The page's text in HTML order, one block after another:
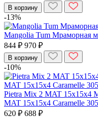
В корзину
-13%
Mangolia Tum Мраморная
844 ₽ 970 ₽
В корзину
-10%
Pietra Mix 2 MAT 15x15x4
MAT 15x15x4 Caramelle
620 ₽ 688 ₽